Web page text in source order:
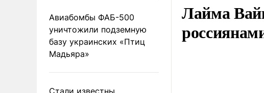
Авиабомбы ФАБ-500
уничтожили подземную
базу украинских «Птиц
Мадьяра»
Стали известны
Лайма